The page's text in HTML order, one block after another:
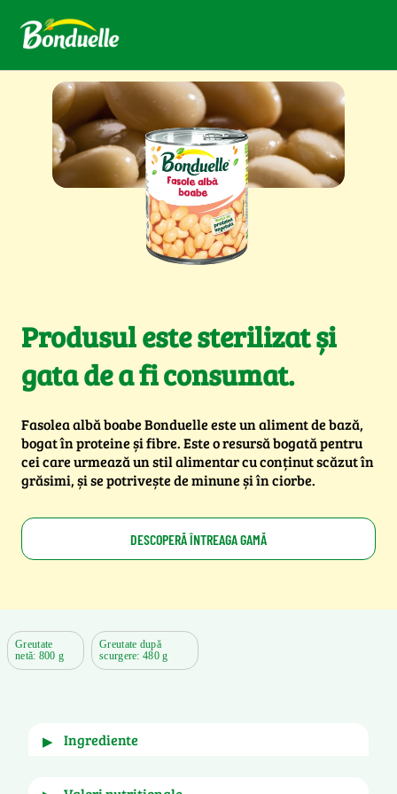
Produsul este sterilizat și
gata de a fi consumat.
Fasolea albă boabe Bonduelle este un aliment de bază,
bogat în proteine și fibre. Este o resursă bogată pentru
cei care urmează un stil alimentar cu conținut scăzut în
grăsimi, și se potrivește de minune și în ciorbe.
DESCOPERĂ ÎNTREAGA GAMĂ
Greutate
netă: 800 g
Greutate după
scurgere: 480 g
ingrediente
▶